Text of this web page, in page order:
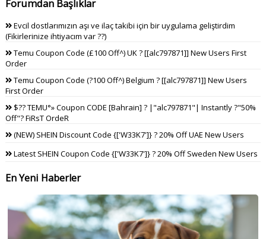
Forumdan Başlıklar
Evcil dostlarımızın aşı ve ilaç takibi için bir uygulama geliştirdim
(Fikirlerinize ihtiyacım var ??)
Temu Coupon Code (£100 Off^) UK ? [[alc797871]] New Users First
Order
Temu Coupon Code (?100 Off^) Belgium ? [[alc797871]] New Users
First Order
$?? TEMU°» Coupon CODE [Bahrain] ? |"alc797871"| Instantly ?"50%
Off"? FiRsT OrdeR
(NEW) SHEIN Discount Code {['W33K7']} ? 20% Off UAE New Users
Latest SHEIN Coupon Code {['W33K7']} ? 20% Off Sweden New Users
En Yeni Haberler